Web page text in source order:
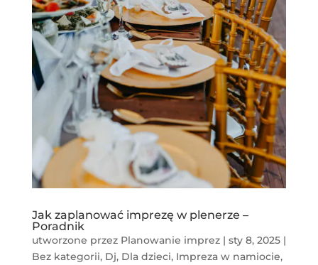
Jak zaplanować imprezę w plenerze –
Poradnik
utworzone przez Planowanie imprez| sty 8, 2025|
Bez kategorii, Dj, Dla dzieci, Impreza w namiocie,